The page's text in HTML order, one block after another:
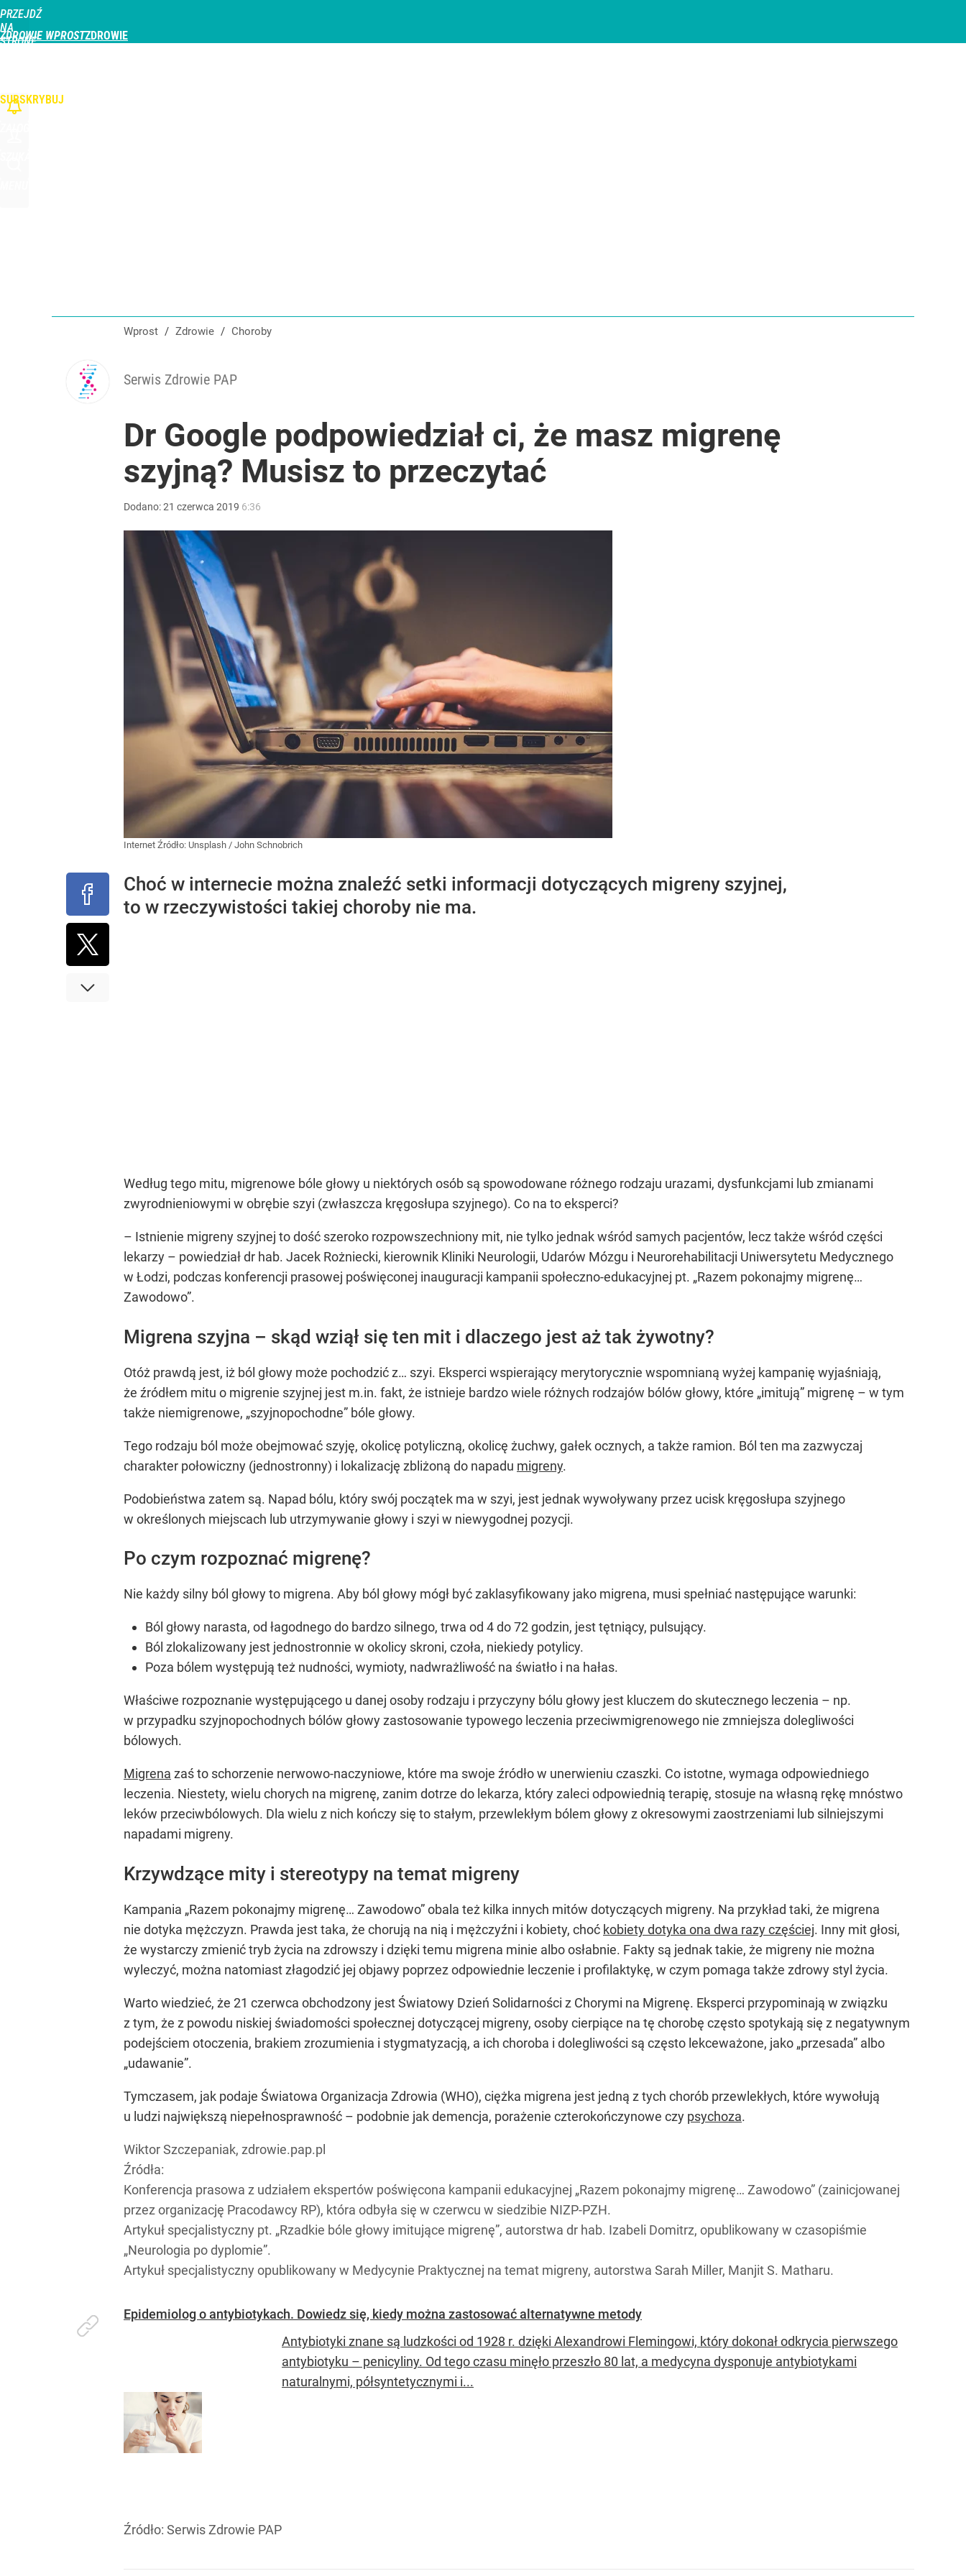
PRZEJDŹ
NA
STRONĘ
ZDROWIE WPROST
SUBSKRYBUJ
Wprost / Zdrowie / Choroby
Serwis Zdrowie PAP
Dr Google podpowiedział ci, że masz migrenę
szyjną? Musisz to przeczytać
Dodano:21 czerwca 2019 6:36
Internet Źródło: Unsplash / John Schnobrich
Choć w internecie można znaleźć setki informacji dotyczących migreny szyjnej,
to w rzeczywistości takiej choroby nie ma.
Według tego mitu, migrenowe bóle głowy u niektórych osób są spowodowane różnego rodzaju urazami, dysfunkcjami lub zmianami
zwyrodnieniowymi w obrębie szyi (zwłaszcza kręgosłupa szyjnego). Co na to eksperci?
– Istnienie migreny szyjnej to dość szeroko rozpowszechniony mit, nie tylko jednak wśród samych pacjentów, lecz także wśród części
lekarzy – powiedział dr hab. Jacek Rożniecki, kierownik Kliniki Neurologii, Udarów Mózgu i Neurorehabilitacji Uniwersytetu Medycznego
w Łodzi, podczas konferencji prasowej poświęconej inauguracji kampanii społeczno-edukacyjnej pt. „Razem pokonajmy migrenę…
Zawodowo”.
Migrena szyjna – skąd wziął się ten mit i dlaczego jest aż tak żywotny?
Otóż prawdą jest, iż ból głowy może pochodzić z… szyi. Eksperci wspierający merytorycznie wspomnianą wyżej kampanię wyjaśniają,
że źródłem mitu o migrenie szyjnej jest m.in. fakt, że istnieje bardzo wiele różnych rodzajów bólów głowy, które „imitują” migrenę – w tym
także niemigrenowe, „szyjnopochodne” bóle głowy.
Tego rodzaju ból może obejmować szyję, okolicę potyliczną, okolicę żuchwy, gałek ocznych, a także ramion. Ból ten ma zazwyczaj
charakter połowiczny (jednostronny) i lokalizację zbliżoną do napadu migreny.
Podobieństwa zatem są. Napad bólu, który swój początek ma w szyi, jest jednak wywoływany przez ucisk kręgosłupa szyjnego
w określonych miejscach lub utrzymywanie głowy i szyi w niewygodnej pozycji.
Po czym rozpoznać migrenę?
Nie każdy silny ból głowy to migrena. Aby ból głowy mógł być zaklasyfikowany jako migrena, musi spełniać następujące warunki:
Ból głowy narasta, od łagodnego do bardzo silnego, trwa od 4 do 72 godzin, jest tętniący, pulsujący.
Ból zlokalizowany jest jednostronnie w okolicy skroni, czoła, niekiedy potylicy.
Poza bólem występują też nudności, wymioty, nadwrażliwość na światło i na hałas.
Właściwe rozpoznanie występującego u danej osoby rodzaju i przyczyny bólu głowy jest kluczem do skutecznego leczenia – np.
w przypadku szyjnopochodnych bólów głowy zastosowanie typowego leczenia przeciwmigrenowego nie zmniejsza dolegliwości
bólowych.
Migrena zaś to schorzenie nerwowo-naczyniowe, które ma swoje źródło w unerwieniu czaszki. Co istotne, wymaga odpowiedniego
leczenia. Niestety, wielu chorych na migrenę, zanim dotrze do lekarza, który zaleci odpowiednią terapię, stosuje na własną rękę mnóstwo
leków przeciwbólowych. Dla wielu z nich kończy się to stałym, przewlekłym bólem głowy z okresowymi zaostrzeniami lub silniejszymi
napadami migreny.
Krzywdzące mity i stereotypy na temat migreny
Kampania „Razem pokonajmy migrenę… Zawodowo” obala też kilka innych mitów dotyczących migreny. Na przykład taki, że migrena
nie dotyka mężczyzn. Prawda jest taka, że chorują na nią i mężczyźni i kobiety, choć kobiety dotyka ona dwa razy częściej. Inny mit głosi,
że wystarczy zmienić tryb życia na zdrowszy i dzięki temu migrena minie albo osłabnie. Fakty są jednak takie, że migreny nie można
wyleczyć, można natomiast złagodzić jej objawy poprzez odpowiednie leczenie i profilaktykę, w czym pomaga także zdrowy styl życia.
Warto wiedzieć, że 21 czerwca obchodzony jest Światowy Dzień Solidarności z Chorymi na Migrenę. Eksperci przypominają w związku
z tym, że z powodu niskiej świadomości społecznej dotyczącej migreny, osoby cierpiące na tę chorobę często spotykają się z negatywnym
podejściem otoczenia, brakiem zrozumienia i stygmatyzacją, a ich choroba i dolegliwości są często lekceważone, jako „przesada” albo
„udawanie”.
Tymczasem, jak podaje Światowa Organizacja Zdrowia (WHO), ciężka migrena jest jedną z tych chorób przewlekłych, które wywołują
u ludzi największą niepełnosprawność – podobnie jak demencja, porażenie czterokończynowe czy psychoza.
Wiktor Szczepaniak, zdrowie.pap.pl
Źródła:
Konferencja prasowa z udziałem ekspertów poświęcona kampanii edukacyjnej „Razem pokonajmy migrenę… Zawodowo” (zainicjowanej
przez organizację Pracodawcy RP), która odbyła się w czerwcu w siedzibie NIZP-PZH.
Artykuł specjalistyczny pt. „Rzadkie bóle głowy imitujące migrenę”, autorstwa dr hab. Izabeli Domitrz, opublikowany w czasopiśmie
„Neurologia po dyplomie”.
Artykuł specjalistyczny opublikowany w Medycynie Praktycznej na temat migreny, autorstwa Sarah Miller, Manjit S. Matharu.
Epidemiolog o antybiotykach. Dowiedz się, kiedy można zastosować alternatywne metody
Antybiotyki znane są ludzkości od 1928 r. dzięki Alexandrowi Flemingowi, który dokonał odkrycia pierwszego
antybiotyku – penicyliny. Od tego czasu minęło przeszło 80 lat, a medycyna dysponuje antybiotykami
naturalnymi, półsyntetycznymi i...
Źródło: Serwis Zdrowie PAP